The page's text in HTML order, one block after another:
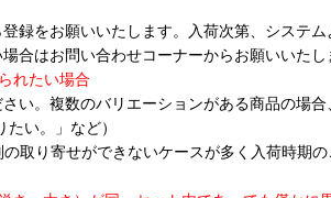
録をお願いいたします。入荷次第、システ
合はお問い合わせコーナーからお願いいたし
れたい場合
い。複数のバリエーションがある商品の場
い。」など）
取り寄せができないケースが多く入荷時期